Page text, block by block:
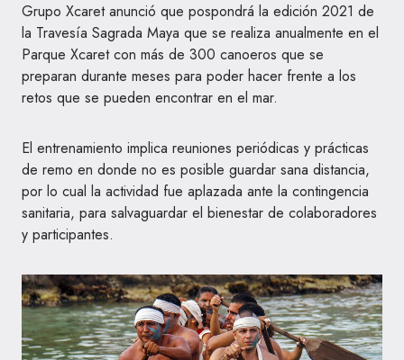
Grupo Xcaret anunció que pospondrá la edición 2021 de
la Travesía Sagrada Maya que se realiza anualmente en el
Parque Xcaret con más de 300 canoeros que se
preparan durante meses para poder hacer frente a los
retos que se pueden encontrar en el mar.
El entrenamiento implica reuniones periódicas y prácticas
de remo en donde no es posible guardar sana distancia,
por lo cual la actividad fue aplazada ante la contingencia
sanitaria, para salvaguardar el bienestar de colaboradores
y participantes.